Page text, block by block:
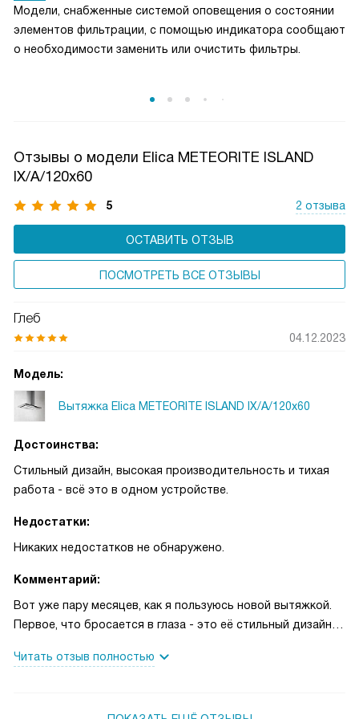
делает вытяжку универсальным решением для любых
кулинарных задач и сохраняет воздух на кухне свежим
и чистым.
Модели, снабженные системой оповещения о состоянии
элементов фильтрации, с помощью индикатора сообщают
о необходимости заменить или очистить фильтры.
Отзывы о модели Elica METEORITE ISLAND
IX/A/120x60
5 2 отзыва
ОСТАВИТЬ ОТЗЫВ
ПОСМОТРЕТЬ ВСЕ ОТЗЫВЫ
Глеб
04.12.2023
Модель:
Вытяжка Elica METEORITE ISLAND IX/A/120x60
Достоинства:
Стильный дизайн, высокая производительность и тихая
работа - всё это в одном устройстве.
Недостатки:
Никаких недостатков не обнаружено.
Комментарий:
Вот уже пару месяцев, как я пользуюсь новой вытяжкой.
Первое, что бросается в глаза - это её стильный дизайн.
в интерьер моей кухни, придав ей современный и
Читать отзыв полностью